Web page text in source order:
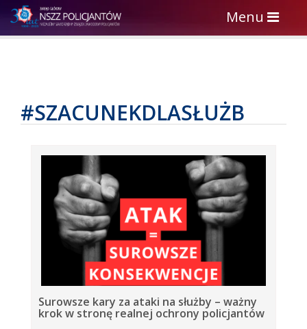
Toggle
navigation
Menu
#SZACUNEKDLASŁUŻB
Surowsze kary za ataki na służby – ważny
krok w stronę realnej ochrony policjantów